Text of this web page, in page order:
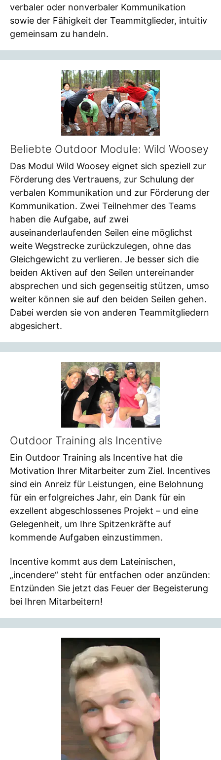
verbaler oder nonverbaler Kommunikation
sowie der Fähigkeit der Teammitglieder, intuitiv
gemeinsam zu handeln.
Beliebte Outdoor Module: Wild Woosey
Das Modul Wild Woosey eignet sich speziell zur
Förderung des Vertrauens, zur Schulung der
verbalen Kommunikation und zur Förderung der
Kommunikation. Zwei Teilnehmer des Teams
haben die Aufgabe, auf zwei
auseinanderlaufenden Seilen eine möglichst
weite Wegstrecke zurückzulegen, ohne das
Gleichgewicht zu verlieren. Je besser sich die
beiden Aktiven auf den Seilen untereinander
absprechen und sich gegenseitig stützen, umso
weiter können sie auf den beiden Seilen gehen.
Dabei werden sie von anderen Teammitgliedern
abgesichert.
Outdoor Training als Incentive
Ein Outdoor Training als Incentive hat die
Motivation Ihrer Mitarbeiter zum Ziel. Incentives
sind ein Anreiz für Leistungen, eine Belohnung
für ein erfolgreiches Jahr, ein Dank für ein
exzellent abgeschlossenes Projekt – und eine
Gelegenheit, um Ihre Spitzenkräfte auf
kommende Aufgaben einzustimmen.
Incentive kommt aus dem Lateinischen,
„incendere“ steht für entfachen oder anzünden:
Entzünden Sie jetzt das Feuer der Begeisterung
bei Ihren Mitarbeitern!